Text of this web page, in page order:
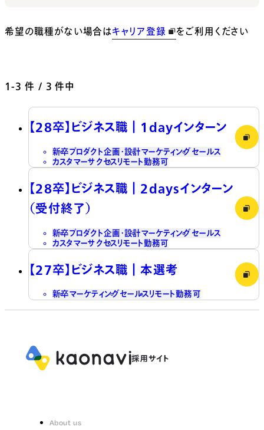
希望の職種がない場合はキャリア登録 をご利用ください
1-3 件 / 3 件中
【28卒】ビジネス職┃1dayインターン
新卒プロダクト企画・設計マーケティング セールス
カスタマーサクセスリモート勤務可
【28卒】ビジネス職┃2daysインターン
（受付終了）
新卒プロダクト企画・設計マーケティングセールス
カスタマーサクセス リモート勤務可
【27卒】ビジネス職┃本選考
新卒マーケティング セールスリモート勤務可
About us